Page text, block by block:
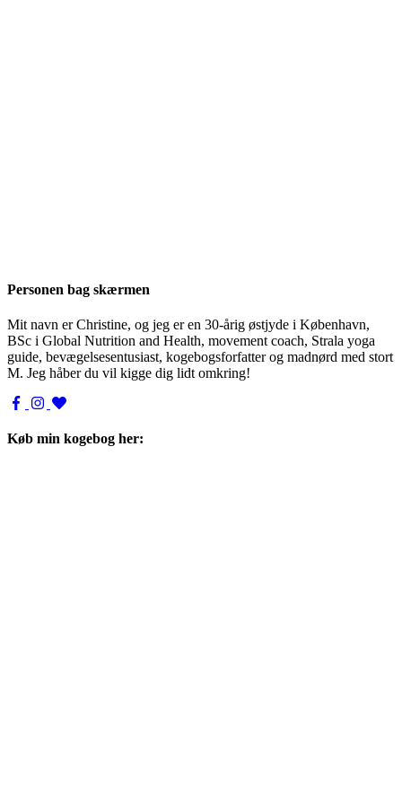
Personen bag skærmen
Mit navn er Christine, og jeg er en 30-årig østjyde i København,
BSc i Global Nutrition and Health, movement coach, Strala yoga
guide, bevægelsesentusiast, kogebogsforfatter og madnørd med stort
M. Jeg håber du vil kigge dig lidt omkring!
Køb min kogebog her: